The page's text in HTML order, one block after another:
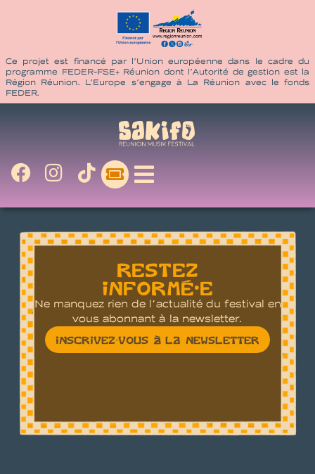
Ce projet est financé par l’Union européenne dans le cadre du
programme FEDER-FSE+ Réunion dont l’Autorité de gestion est la
Région Réunion. L’Europe s’engage à La Réunion avec le fonds
FEDER.
RESTEZ
INFORMÉ•E
Ne manquez rien de l’actualité du festival en
vous abonnant à la newsletter.
INSCRIVEZ-VOUS À LA NEWSLETTER